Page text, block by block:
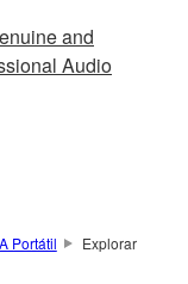
and
Audio
Portátil Explorar